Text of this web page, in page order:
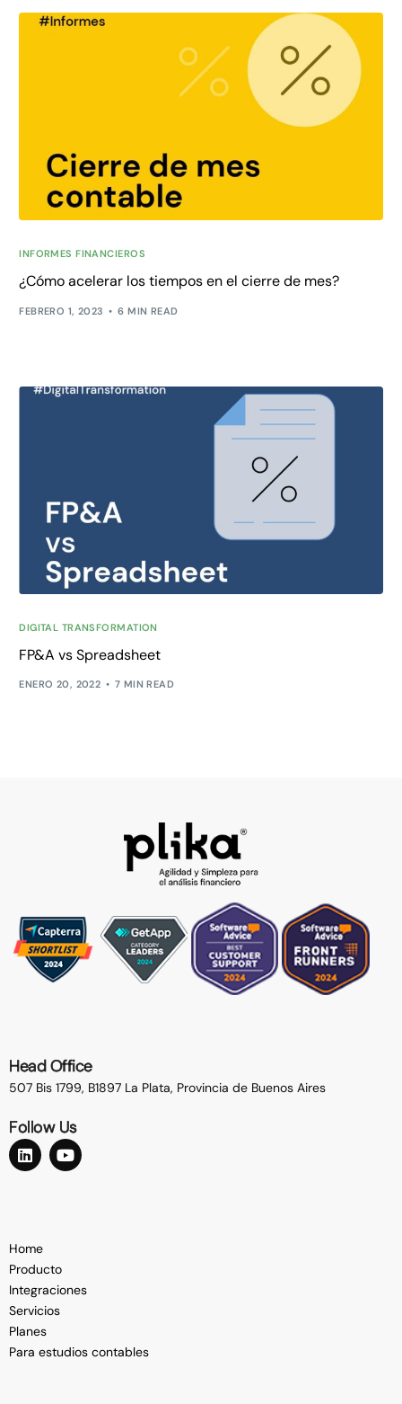
INFORMES FINANCIEROS
¿Cómo acelerar los tiempos en el cierre de mes?
FEBRERO 1, 2023 6 MIN READ
DIGITAL TRANSFORMATION
FP&A vs Spreadsheet
ENERO 20, 2022 7 MIN READ
Head Office
507 Bis 1799, B1897 La Plata, Provincia de Buenos Aires
Follow Us
Home
Producto
Integraciones
Servicios
Planes
Para estudios contables